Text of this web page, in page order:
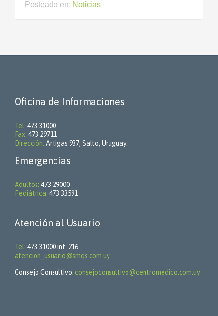
Posteado en: Noticias
Oficina de Informaciones
Tel: 473 31000
Fax: 473 29711
Dirección: Artigas 937, Salto, Uruguay.
Emergencias
Adultos: 473 29000
Pediátrica: 473 33591
Atención al Usuario
Tel: 473 31000 int. 216
atencion_usuario@smqs.com.uy
Consejo Consultivo: consejoconsultivo@centromedico.com.uy